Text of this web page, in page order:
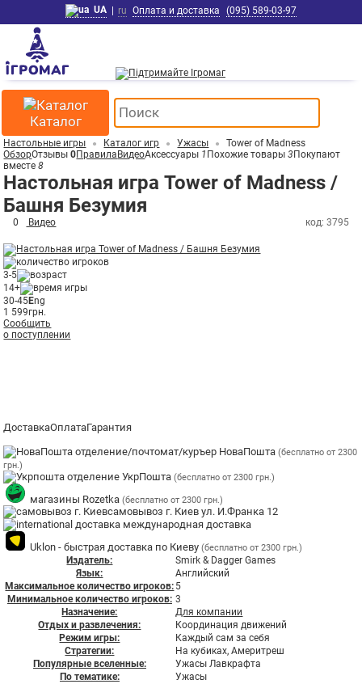
UA | ru Оплата и доставка (095) 589-03-97
Каталог
Настольные игры Каталог игр Ужасы
Tower of Madness
ОбзорОтзывы0Правила ВидеоАксессуары 1 Похожие товары3 Покупают
вместе8
Настольная игра Tower of Madness /
Башня Безумия
0 Видео код: 3795
3-5
14+
30-45Eng
1 599грн.
Сообщить
о поступлении
ДоставкаОплатаГарантия
отделение/почтомат/куръер НоваПошта(бесплатно от 2300
грн.)
отделение УкрПошта(бесплатно от 2300 грн.)
магазины Rozetka(бесплатно от 2300 грн.)
самовывоз г. Киев ул. И.Франка 12
международная доставка
Uklon - быстрая доставка по Киеву(бесплатно от 2300 грн.)
Издатель:
Smirk & Dagger Games
Язык:
Английский
Максимальное количество игроков: 5
Минимальное количество игроков: 3
Назначение:
Для компании
Отдых и развлечения:
Координация движений
Режим игры:
Каждый сам за себя
Стратегии:
На кубиках, Америтреш
Популярные вселенные:
Ужасы Лавкрафта
По тематике:
Ужасы